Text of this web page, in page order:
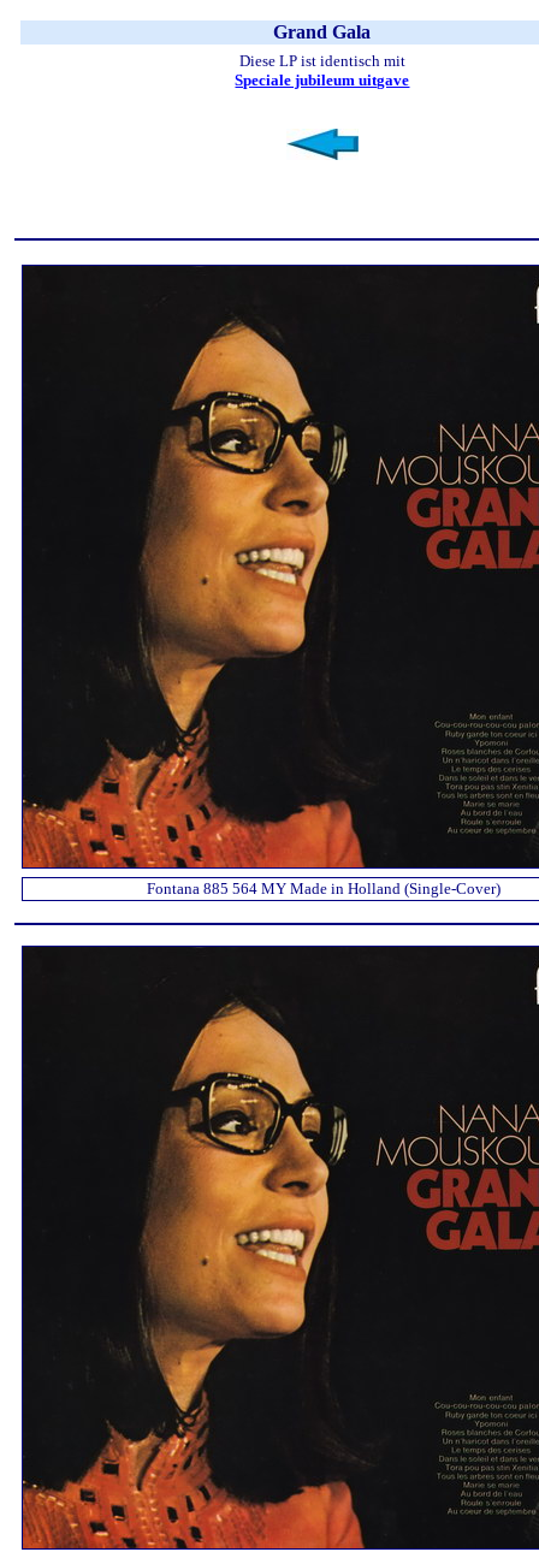
Grand Gala
Diese LP ist identisch mit
Speciale jubileum uitgave
Fontana 885 564 MY Made in Holland (Single-Cover)